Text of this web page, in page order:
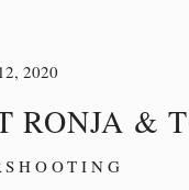
2020
RONJA &